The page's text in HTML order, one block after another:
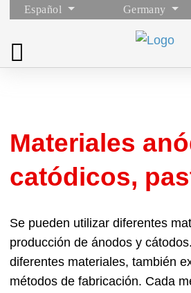
Español Germany
Materiales
catódicos,
Se pueden utilizar diferentes
producción de ánodos y
diferentes materiales, también
métodos de fabricación. Cada